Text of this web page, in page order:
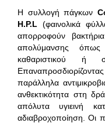
Η συλλογή πάγκων
H.P.L (φαινολικά
απορροφούν
απολύμανσης
καθαριστικού ή
παράλληλα
ανθεκτικότητα στη
απόλυτα υγιεινή
αδιαβροχοποίηση. Οι